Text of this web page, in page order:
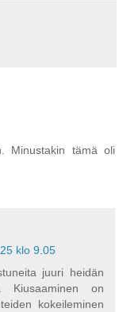
Minustakin tämä oli
klo 9.05
juuri heidän
Kiusaaminen on
kokeileminen